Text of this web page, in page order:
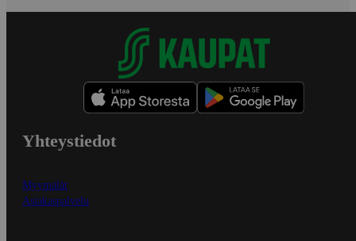
Yhteystiedot
Myymälät
Asiakaspalvelu